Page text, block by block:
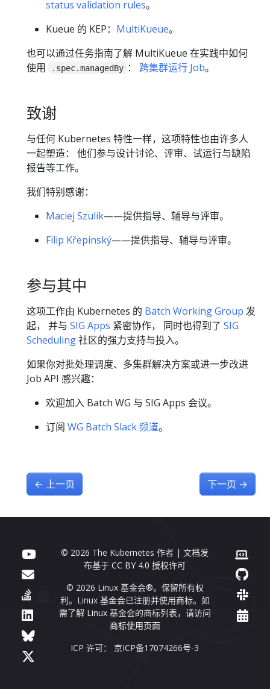
status validation rules。
Kueue 的 KEP： MultiKueue。
也可以通过任务指南了解 MultiKueue 在实践中如何
使用
.spec.managedBy ： 跨集群运行 Job。
致谢
与任何 Kubernetes 特性一样，这项特性也由许多人
一起塑造： 他们参与设计讨论、评审、试运行与缺陷
报告等工作。
我们特别感谢：
Maciej Szulik——提供指导、辅导与评审。
Filip Křepinský——提供指导、辅导与评审。
参与其中
这项工作由 Kubernetes 的 Batch Working Group 发
起， 并与 SIG Apps 紧密协作， 同时也得到了 SIG
Scheduling社区的强力支持与投入。
如果你对批处理调度、多集群解决方案或进一步改进
Job API 感兴趣：
欢迎加入 Batch WG 与 SIG Apps 会议。
订阅 WG Batch Slack 频道。
← 上一页 下一页 →
© 2026 The Kubernetes 作者 | 文档发
布基于CC BY 4.0 授权许可
© 2026 Linux 基金会®。保留所有权
利。Linux 基金会已注册并使用商标。如
需了解 Linux 基金会的商标列表，请访问
商标使用页面
ICP 许可： 京ICP备17074266号-3